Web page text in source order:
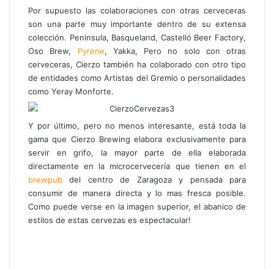
Por supuesto las colaboraciones con otras cerveceras
son una parte muy importante dentro de su extensa
colección. Peninsula, Basqueland, Castelló Beer Factory,
Oso Brew, Pyrene, Yakka, Pero no solo con otras
cerveceras, Cierzo también ha colaborado con otro tipo
de entidades como Artistas del Gremio o personalidades
como Yeray Monforte.
Y por último, pero no menos interesante, está toda la
gama que Cierzo Brewing elabora exclusivamente para
servir en grifo, la mayor parte de ella elaborada
directamente en la microcervecería que tienen en el
brewpub del centro de Zaragoza y pensada para
consumir de manera directa y lo mas fresca posible.
Como puede verse en la imagen superior, el abanico de
estilos de estas cervezas es espectacular!